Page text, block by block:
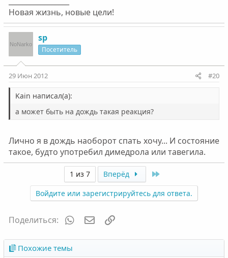
Новая жизнь, новые цели!
sp
Посетитель
29 Июн 2012 #20
Kain написал(а):
а может быть на дождь такая реакция?
Лично я в дождь наоборот спать хочу... И состояние
такое, будто употребил димедрола или тавегила.
1 из 7 Вперёд
Войдите или зарегистрируйтесь для ответа.
Поделиться: WhatsAppЭлектронная почта
Похожие темы